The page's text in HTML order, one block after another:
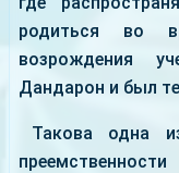
родиться во
возрождения
Дандарон и был
Такова одна